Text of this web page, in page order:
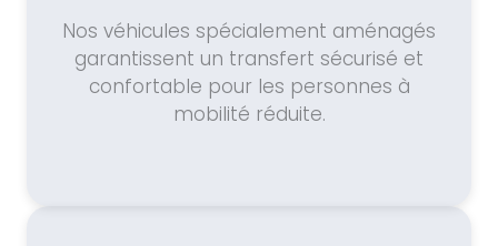
Nos véhicules spécialement aménagés
garantissent un transfert sécurisé et
confortable pour les personnes à
mobilité réduite.